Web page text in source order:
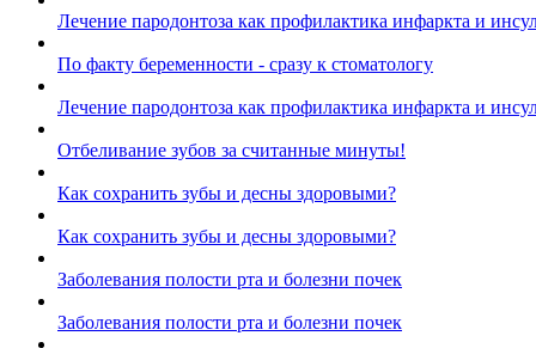
Лечение пародонтоза как профилактика инфаркта и
По факту беременности - сразу к стоматологу
Лечение пародонтоза как профилактика инфаркта и
Отбеливание зубов за считанные минуты!
Как сохранить зубы и десны здоровыми?
Как сохранить зубы и десны здоровыми?
Заболевания полости рта и болезни почек
Заболевания полости рта и болезни почек